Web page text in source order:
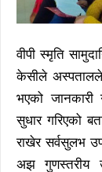
वीपी स्मृति
केसीले
भएको जानकारी
सुधार गरिएको
राखेर सर्वसुलभ
अझ गुणस्तरीय